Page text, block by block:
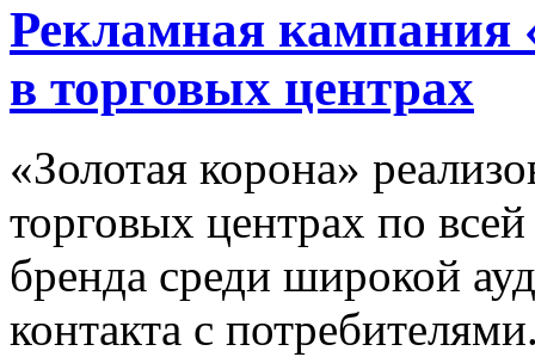
Рекламная кампания
в торговых центрах
«Золотая корона»
торговых центрах по
бренда среди широкой
контакта с